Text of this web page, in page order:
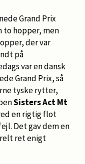
Grand Prix
to hopper, men
der var
på
var en dansk
Grand Prix, så
tyske rytter,
Sisters Act Mt
en rigtig flot
Det gav dem en
ret enigt